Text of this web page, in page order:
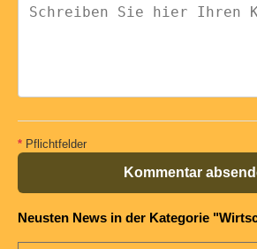
* Pflichtfelder
Kommentar
Neusten News in der Kategorie